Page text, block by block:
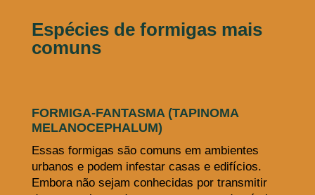
Espécies de formigas mais
comuns
FORMIGA-FANTASMA (TAPINOMA
MELANOCEPHALUM)
Essas formigas são comuns em ambientes
urbanos e podem infestar casas e edifícios.
Embora não sejam conhecidas por transmitir